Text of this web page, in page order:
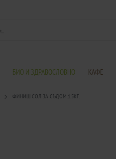
БИО И ЗДРАВОСЛОВНО КАФЕ
ФИНИШ СОЛ ЗА СЪДОМ.1.5КГ.